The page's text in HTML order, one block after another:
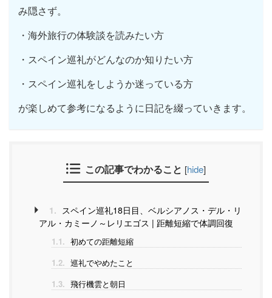
み隠さず。
・海外旅行の体験談を読みたい方
・スペイン巡礼がどんなのか知りたい方
・スペイン巡礼をしようか迷っている方
が楽しめて参考になるように日記を綴っていきます。
この記事でわかること [hide]
1. スペイン巡礼18日目、ベルシアノス・デル・リ
アル・カミーノ～レリエゴス | 距離短縮で体調回復
1.1. 初めての距離短縮
1.2. 巡礼でやめたこと
1.3. 飛行機雲と朝日